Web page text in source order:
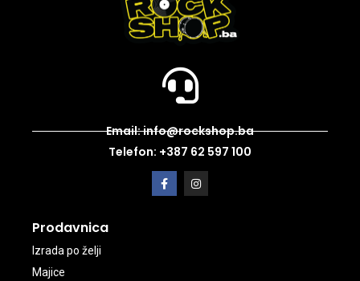
Email: info@rockshop.ba
Telefon: +387 62 597 100
Prodavnica
Izrada po želji
Majice